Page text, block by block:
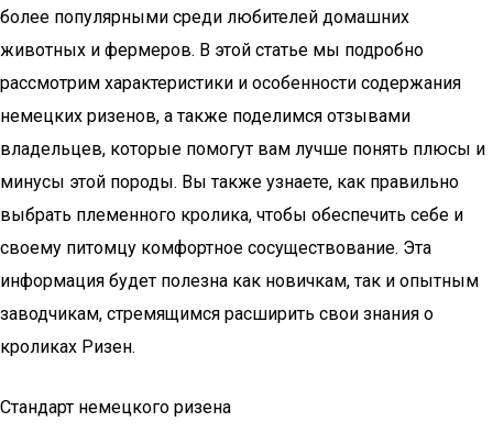
более популярными среди любителей домашних
животных и фермеров. В этой статье мы подробно
рассмотрим характеристики и особенности содержания
немецких ризенов, а также поделимся отзывами
владельцев, которые помогут вам лучше понять плюсы и
минусы этой породы. Вы также узнаете, как правильно
выбрать племенного кролика, чтобы обеспечить себе и
своему питомцу комфортное сосуществование. Эта
информация будет полезна как новичкам, так и опытным
заводчикам, стремящимся расширить свои знания о
кроликах Ризен.
Стандарт немецкого ризена